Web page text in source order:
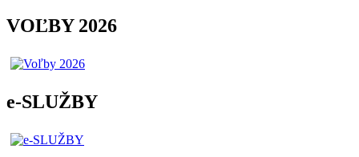
VOĽBY 2026
e-SLUŽBY